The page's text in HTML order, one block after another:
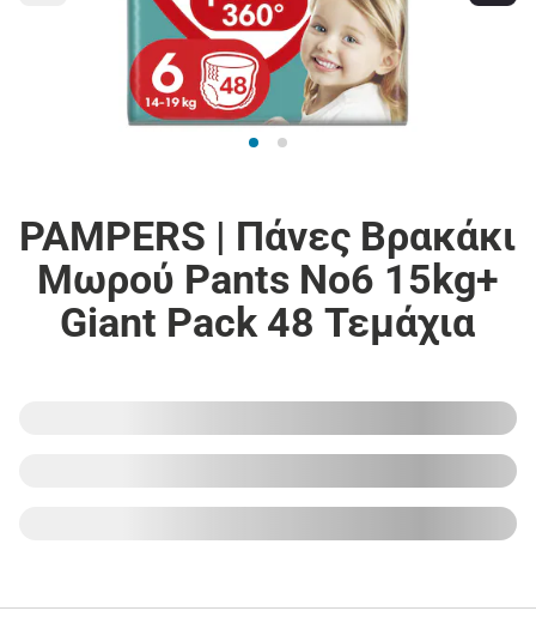
PAMPERS | Πάνες Βρακάκι
Μωρού Pants Νο6 15kg+
Giant Pack 48 Τεμάχια